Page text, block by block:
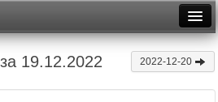
19.12.2022 2022-12-20